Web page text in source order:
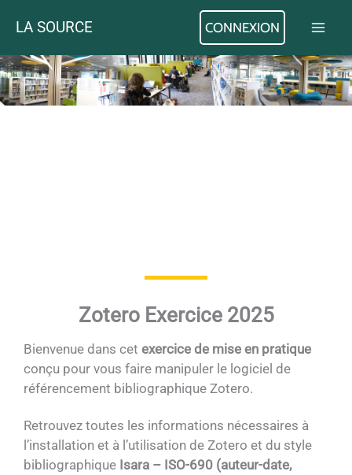
LA SOURCE CONNEXION
Zotero Exercice 2025
Bienvenue dans cet exercice de mise en pratique
conçu pour vous faire manipuler le logiciel de
référencement bibliographique Zotero.
Retrouvez toutes les informations nécessaires à
l’installation et à l’utilisation de Zotero et du style
bibliographique Isara – ISO-690 (auteur-date,